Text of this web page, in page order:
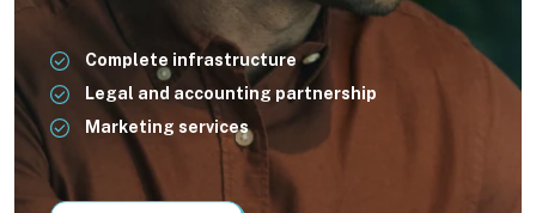
Complete infrastructure
Legal and accounting partnership
Marketing services